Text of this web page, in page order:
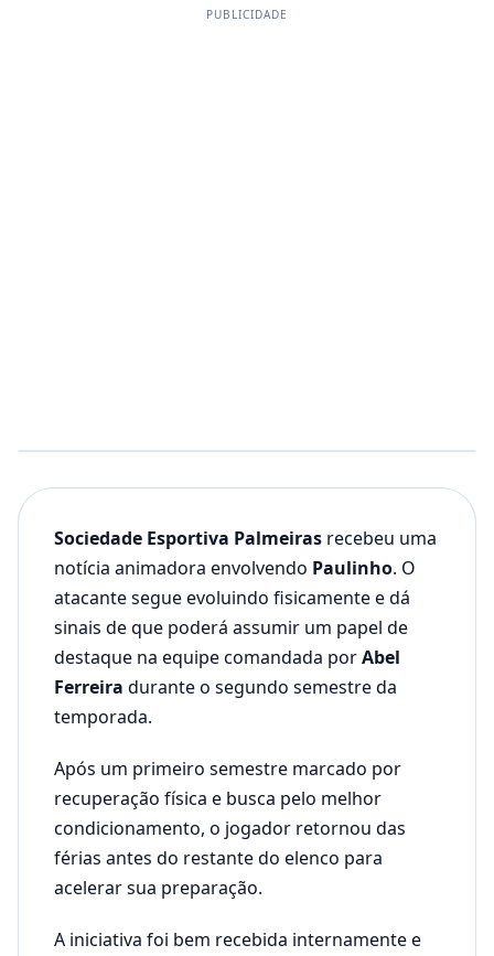
PUBLICIDADE
Sociedade Esportiva Palmeiras recebeu uma
notícia animadora envolvendo Paulinho. O
atacante segue evoluindo fisicamente e dá
sinais de que poderá assumir um papel de
destaque na equipe comandada porAbel
Ferreira durante o segundo semestre da
temporada.
Após um primeiro semestre marcado por
recuperação física e busca pelo melhor
condicionamento, o jogador retornou das
férias antes do restante do elenco para
acelerar sua preparação.
A iniciativa foi bem recebida internamente e